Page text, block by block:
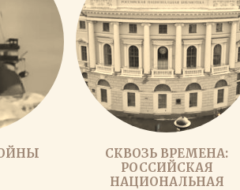
СКВОЗЬ ВРЕМЕНА:
РОССИЙСКАЯ
НАЦИОНАЛЬНАЯ